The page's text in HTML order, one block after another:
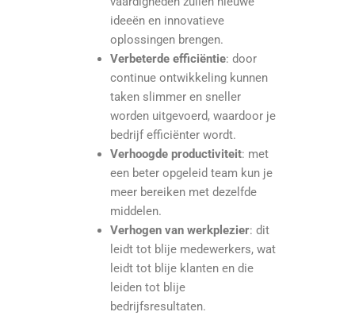
ideeën en innovatieve
oplossingen brengen.
Verbeterde efficiëntie: door
continue ontwikkeling kunnen
taken slimmer en sneller
worden uitgevoerd, waardoor je
bedrijf efficiënter wordt.
Verhoogde productiviteit: met
een beter opgeleid team kun je
meer bereiken met dezelfde
middelen.
Verhogen van werkplezier: dit
leidt tot blije medewerkers, wat
leidt tot blije klanten en die
leiden tot blije
bedrijfsresultaten.